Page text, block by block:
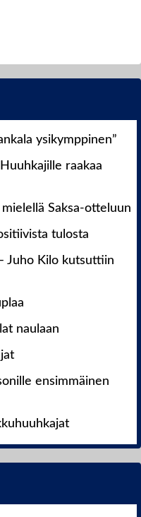
ysikymppinen”
raakaa
Saksa-otteluun
tulosta
Juho Kilo kutsuttiin
naulaan
ensimmäinen